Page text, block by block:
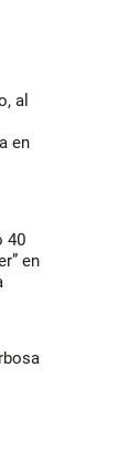
al
en
40
en